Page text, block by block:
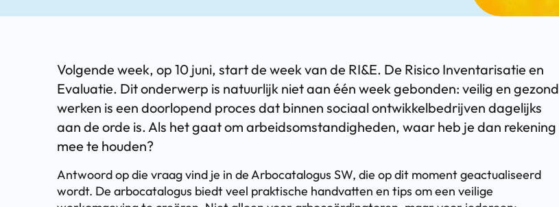
Volgende week, op 10 juni, start de week van de RI&E. De Risico Inventarisatie en
Evaluatie. Dit onderwerp is natuurlijk niet aan één week gebonden: veilig en gezond
werken is een doorlopend proces dat binnen sociaal ontwikkelbedrijven dagelijks
aan de orde is. Als het gaat om arbeidsomstandigheden, waar heb je dan rekening
mee te houden?
Antwoord op die vraag vind je in de Arbocatalogus SW, die op dit moment geactualiseerd
wordt. De arbocatalogus biedt veel praktische handvatten en tips om een veilige